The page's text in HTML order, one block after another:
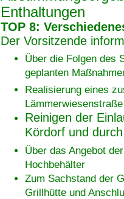
Enthaltungen
TOP 8:
Der Vorsitzende
Über die Folgen des
geplanten
Realisierung eines
Reinigen der
Kördorf und
Über das Angebot
Hochbehälter
Zum Sachstand der
Grillhütte und